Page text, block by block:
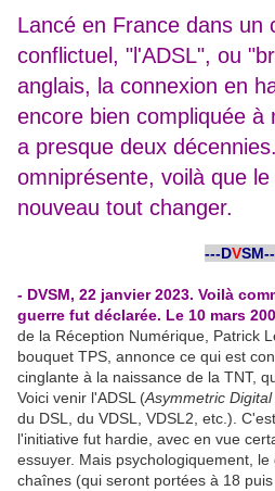
Lancé en France dans un
conflictuel, "l'ADSL", ou
anglais, la connexion en
encore bien compliquée
a presque deux
omniprésente, voilà que
nouveau tout changer.
---DV
- DVSM, 22 janvier 2023. Voilà
guerre fut déclarée. Le 10 mars
de la Réception Numérique, Patrick
bouquet TPS, annonce ce qui est
cinglante à la naissance de la TNT,
Voici venir l'ADSL (Asymmetric
du DSL, du VDSL, VDSL2, etc.).
l'initiative fut hardie, avec en vue
essuyer. Mais psychologiquement,
chaînes (qui seront portées à 18